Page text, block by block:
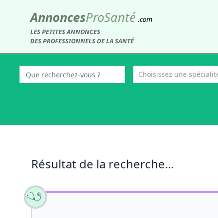
AnnoncesProSanté .com
LES PETITES ANNONCES
DES PROFESSIONNELS DE LA SANTÉ
Choisissez une
Résultat de la recherche...